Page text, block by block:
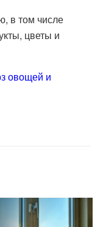
в том числе
цветы и
овощей и